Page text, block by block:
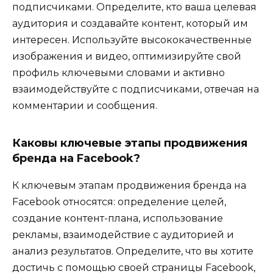
подписчиками. Определите, кто ваша целевая
аудитория и создавайте контент, который им
интересен. Используйте высококачественные
изображения и видео, оптимизируйте свой
профиль ключевыми словами и активно
взаимодействуйте с подписчиками, отвечая на
комментарии и сообщения.
Каковы ключевые этапы продвижения
бренда на Facebook?
К ключевым этапам продвижения бренда на
Facebook относятся: определение целей,
создание контент-плана, использование
рекламы, взаимодействие с аудиторией и
анализ результатов. Определите, что вы хотите
достичь с помощью своей страницы Facebook,